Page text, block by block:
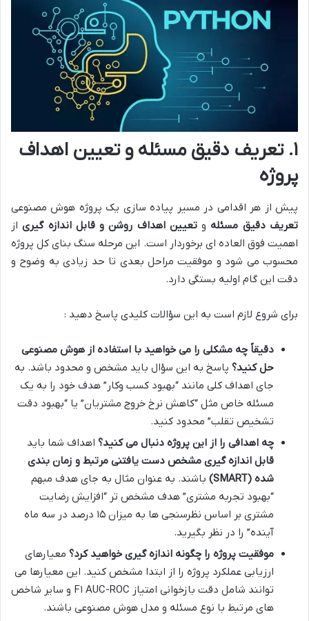
۱. تعریف دقیق مسئله و تعیین اهداف
پروژه
پیش از هر اقدامی در مسیر پیاده سازی یک پروژه هوش مصنوعی
تعریف دقیق مسئله وتعیین اهداف روشن و قابل اندازه گیریاز
اهمیت فوق العاده ای برخوردار است. این مرحله سنگ بنای کل پروژه
محسوب می شود و موفقیت مراحل بعدی تا حد زیادی به وضوح و
دقت این گام اولیه بستگی دارد.
برای شروع لازم است به این سؤالات کلیدی پاسخ دهید :
دقیقاً چه مشکلی را می خواهید با استفاده از هوش مصنوعی
حل کنید؟ پاسخ به این سؤال باید مشخص و محدود باشد. به
جای اهداف کلی مانند “بهبود کسب وکار” هدف خود را به یک
مسئله خاص مثل “کاهش نرخ خروج مشتریان” یا “بهبود دقت
تشخیص تقلب” محدود کنید.
چه اهدافی را از این پروژه دنبال می کنید؟ اهداف شما باید
قابل اندازه گیری مشخص دست یافتنی مرتبط و زمان بندی
شده (SMART)
باشند. به عنوان مثال به جای هدف مبهم
“بهبود تجربه مشتری” هدف مشخص تر “افزایش رضایت
مشتری بر اساس نظرسنجی ها به میزان ۱۵ درصد در سه ماه
آینده” را در نظر بگیرید.
موفقیت پروژه را چگونه اندازه گیری خواهید کرد؟ معیارهای
ارزیابی عملکرد پروژه را از ابتدا مشخص کنید. این معیارها می
توانند شامل دقت بازخوانی امتیاز F۱ AUC-ROC و سایر شاخص
های مرتبط با نوع مسئله و مدل هوش مصنوعی باشند.